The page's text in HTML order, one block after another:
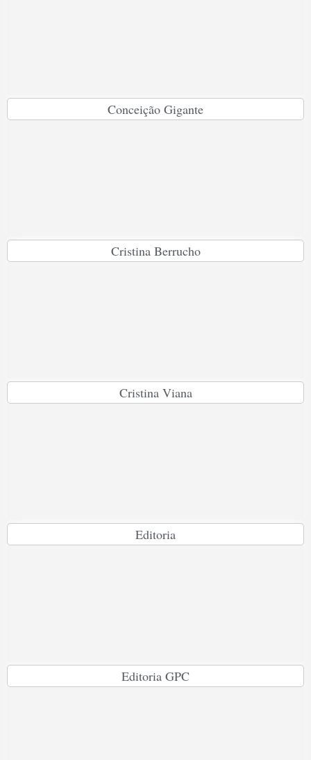
Conceição Gigante
Cristina Berrucho
Cristina Viana
Editoria
Editoria GPC